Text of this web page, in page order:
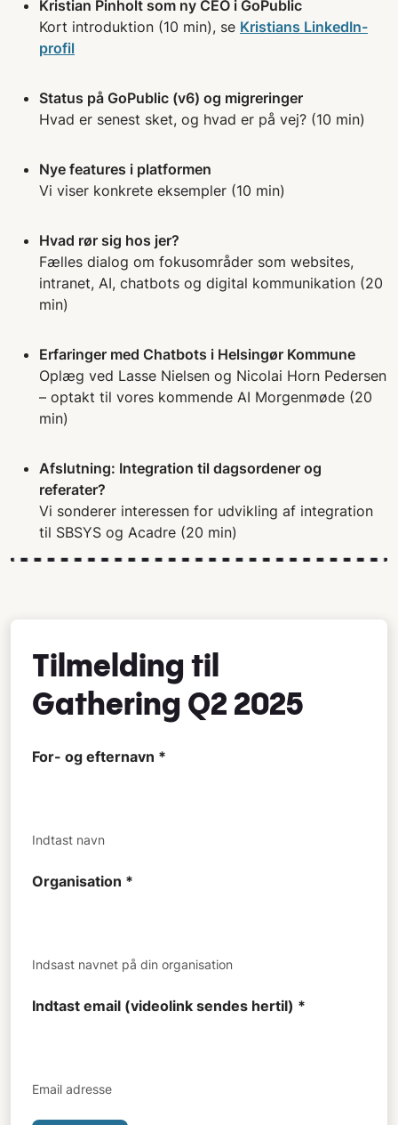
Kristian Pinholt som ny CEO i GoPublic
Kort introduktion (10 min), se Kristians LinkedIn-
profil
Status på GoPublic (v6) og migreringer
Hvad er senest sket, og hvad er på vej? (10 min)
Nye features i platformen
Vi viser konkrete eksempler (10 min)
Hvad rør sig hos jer?
Fælles dialog om fokusområder som websites,
intranet, AI, chatbots og digital kommunikation (20
min)
Erfaringer med Chatbots i Helsingør Kommune
Oplæg ved Lasse Nielsen og Nicolai Horn Pedersen
– optakt til vores kommende AI Morgenmøde (20
min)
Afslutning: Integration til dagsordener og
referater?
Vi sonderer interessen for udvikling af integration
til SBSYS og Acadre (20 min)
Tilmelding til
Gathering Q2 2025
For- og efternavn *
Indtast navn
Organisation *
Indsast navnet på din organisation
Indtast email (videolink sendes hertil) *
Email adresse